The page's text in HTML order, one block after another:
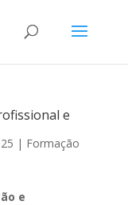
e
| Formação
e